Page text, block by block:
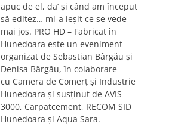
apuc de el, da’ şi când am început
să editez… mi-a ieşit ce se vede
mai jos. PRO HD – Fabricat în
Hunedoara este un eveniment
organizat de Sebastian Bârgău și
Denisa Bârgău, în colaborare
cu Camera de Comerţ şi Industrie
Hunedoara şi susţinut de AVIS
3000, Carpatcement, RECOM SID
Hunedoara şi Aqua Sara.